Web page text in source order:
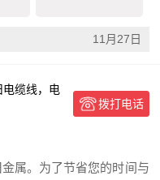
11月27日
电缆线，电
拨打电话
属。为了节省您的时间与